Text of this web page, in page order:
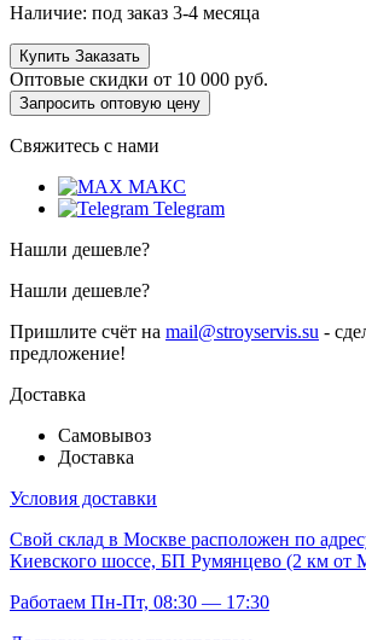
Наличие: под заказ 3-4 месяца
Купить Заказать
Оптовые скидки от 10 000 руб.
Запросить оптовую цену
Свяжитесь с нами
МАКС
Telegram
Нашли дешевле?
Нашли дешевле?
Пришлите счёт на mail@stroyservis.su -
предложение!
Доставка
Самовывоз
Доставка
Условия доставки
Свой склад в Москве расположен по
Киевского шоссе, БП Румянцево (2 км
Работаем Пн-Пт, 08:30 — 17:30